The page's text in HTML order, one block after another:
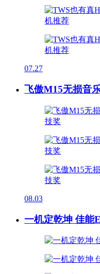
07.27
飞傲M15无损音
08.03
一机定乾坤 佳能